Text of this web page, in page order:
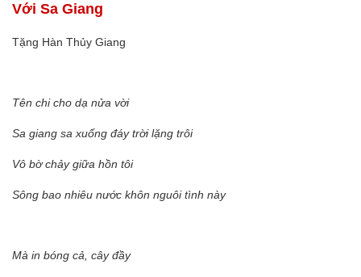
Với Sa Giang
Tặng Hàn Thủy Giang
Tên chi cho dạ nửa vời
Sa giang sa xuống đáy trời lặng trôi
Vô bờ chảy giữa hồn tôi
Sông bao nhiêu nước khôn nguôi tình này
Mà in bóng cả, cây đầy